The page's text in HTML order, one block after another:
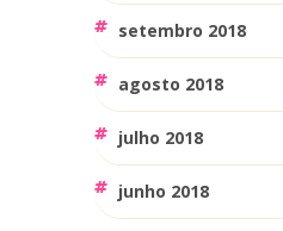
setembro 2018
agosto 2018
julho 2018
junho 2018